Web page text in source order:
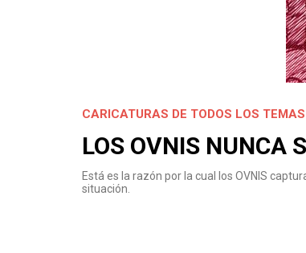
CARICATURAS DE TODOS LOS TEMAS
LOS OVNIS NUNCA
Está es la razón por la cual los OVNIS
situación.